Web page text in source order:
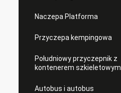
Naczepa Platforma
Przyczepa kempingowa
Południowy przyczepnik z
kontenerem szkieletowym
Autobus i autobus